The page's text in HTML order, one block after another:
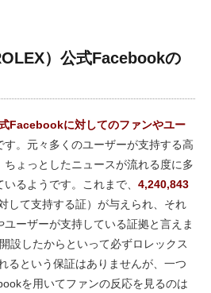
）公式Facebookの
Facebookに対してのファンやユー
す。元々多くのユーザーが支持する高
ょっとしたニュースが流れる度に多
るようです。これまで、 4,240,843
して支持する証）が与えられ、それ
ーザーが支持している証拠と言えま
設したからといって必ずロレックス
るという保証はありませんが、一つ
を用いてファンの反応を見るのは